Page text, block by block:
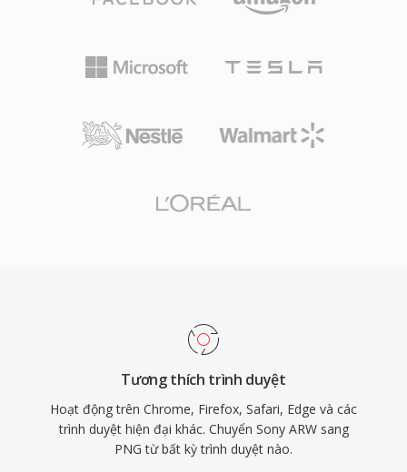
Tương thích trình duyệt
Hoạt động trên Chrome, Firefox, Safari, Edge và các
trình duyệt hiện đại khác. Chuyển Sony ARW sang
PNG từ bất kỳ trình duyệt nào.